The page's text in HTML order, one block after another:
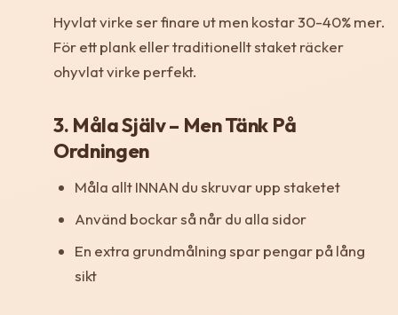
Hyvlat virke ser finare ut men kostar 30-40% mer.
För ett plank eller traditionellt staket räcker
ohyvlat virke perfekt.
3. Måla Själv – Men Tänk På
Ordningen
Måla allt INNAN du skruvar upp staketet
Använd bockar så når du alla sidor
En extra grundmålning spar pengar på lång
sikt